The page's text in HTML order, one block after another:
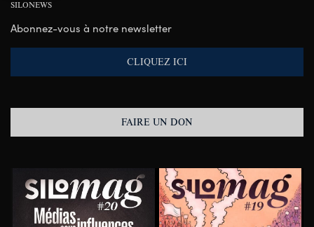
SILONEWS
Abonnez-vous à notre newsletter
CLIQUEZ ICI
FAIRE UN DON